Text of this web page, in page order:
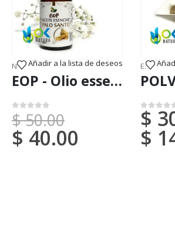
Añadir a la lista de deseos
NUOVI ARRIVI (DHL o FedEx) ,OLI ED ESSENZE
EOP - Olio essenziale di PALO SANTO - (Bursera graveolens)
0su 5
$50.00
$ 40.00
ERBE ESOTICHE
0su 5
$
$